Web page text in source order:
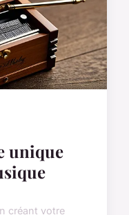
unique
créant votre